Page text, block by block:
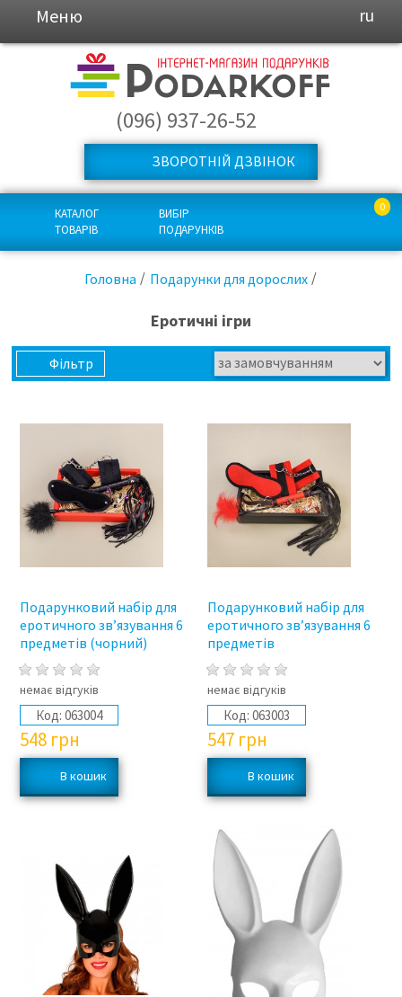
Меню ru
(096) 937-26-52
ЗВОРОТНІЙ ДЗВІНОК
КАТАЛОГ
ТОВАРІВ
ВИБІР
ПОДАРУНКІВ
0
Головна Подарунки для дорослих
Еротичні ігри
Фільтр
Подарунковий набір для
еротичного зв’язування 6
предметів (чорний)
немає відгуків
Код: 063004
548 грн
Подарунковий набір для
еротичного зв’язування 6
предметів
немає відгуків
Код: 063003
547 грн